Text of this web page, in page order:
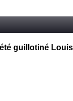
guillotiné